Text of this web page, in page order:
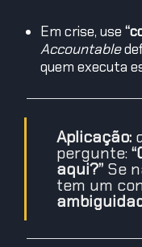
Em crise, use
Accountable
quem executa
Aplicação:
pergunte:
aqui?” Se
tem um